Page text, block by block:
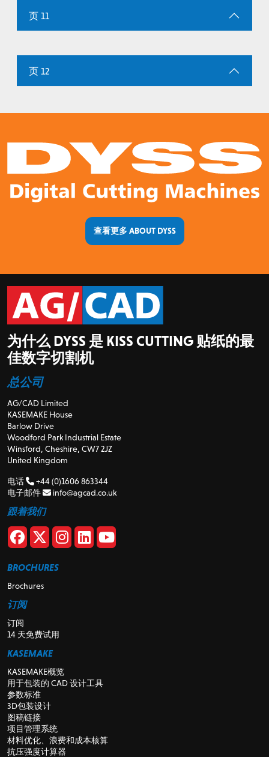
页 11
页 12
查看更多 ABOUT DYSS
为什么 DYSS 是 KISS CUTTING 贴纸的最
佳数字切割机
总公司
AG/CAD Limited
KASEMAKE House
Barlow Drive
Woodford Park Industrial Estate
Winsford, Cheshire, CW7 2JZ
United Kingdom
电话
+44 (0)1606 863344
电子邮件
info@agcad.co.uk
跟着我们
BROCHURES
Brochures
订阅
订阅
14 天免费试用
KASEMAKE
KASEMAKE概览
用于包装的 CAD 设计工具
参数标准
3D包装设计
图稿链接
项目管理系统
材料优化、浪费和成本核算
抗压强度计算器